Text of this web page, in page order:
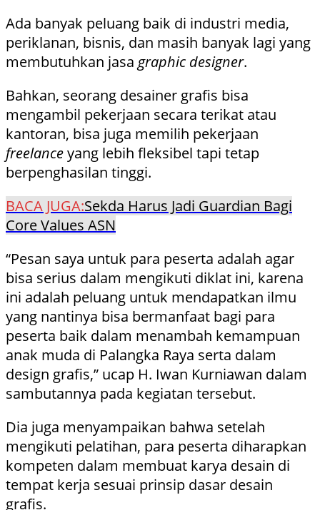
Ada banyak peluang baik di industri media,
periklanan, bisnis, dan masih banyak lagi yang
membutuhkan jasa graphic designer.
Bahkan, seorang desainer grafis bisa
mengambil pekerjaan secara terikat atau
kantoran, bisa juga memilih pekerjaan
freelanceyang lebih fleksibel tapi tetap
berpenghasilan tinggi.
BACA JUGA:Sekda Harus Jadi Guardian Bagi
Core Values ASN
“Pesan saya untuk para peserta adalah agar
bisa serius dalam mengikuti diklat ini, karena
ini adalah peluang untuk mendapatkan ilmu
yang nantinya bisa bermanfaat bagi para
peserta baik dalam menambah kemampuan
anak muda di Palangka Raya serta dalam
design grafis,” ucap H. Iwan Kurniawan dalam
sambutannya pada kegiatan tersebut.
Dia juga menyampaikan bahwa setelah
mengikuti pelatihan, para peserta diharapkan
kompeten dalam membuat karya desain di
tempat kerja sesuai prinsip dasar desain
grafis.